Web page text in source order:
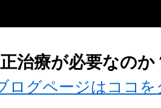
治療が必要なのか
ログページはココ